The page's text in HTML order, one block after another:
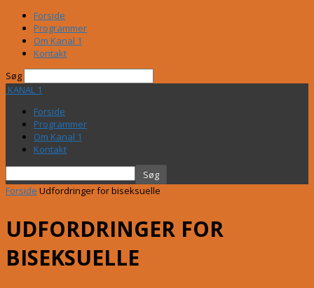
Forside
Programmer
Om Kanal 1
Kontakt
Søg
KANAL 1
Forside
Programmer
Om Kanal 1
Kontakt
Forside Udfordringer for biseksuelle
UDFORDRINGER FOR
BISEKSUELLE